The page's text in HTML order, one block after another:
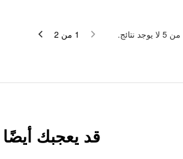
من 5 لا يوجد نتائج. 1 من 2
قد يعجبك أيضًا